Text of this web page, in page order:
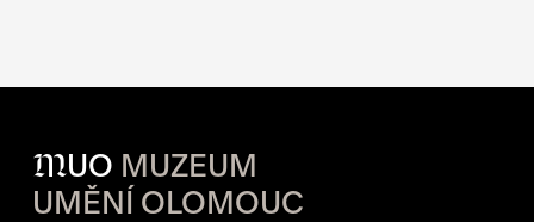
MUO MUZEUM
UMĚNÍ OLOMOUC